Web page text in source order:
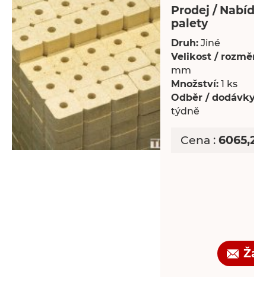
Prodej /
palety
Druh: Jiné
Velikost / rozměry:
mm
Množství: 1 ks
Odběr / dodávky:
týdně
Cena :